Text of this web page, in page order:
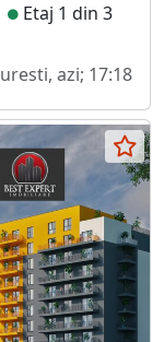
Etaj 1 din 3
azi; 17:18